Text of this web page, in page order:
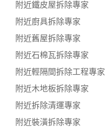
附近鐵皮屋拆除專家
附近廚具拆除專家
附近舊屋拆除專家
附近石棉瓦拆除專家
附近輕隔間拆除工程專家
附近木地板拆除專家
附近拆除清運專家
附近裝潢拆除專家